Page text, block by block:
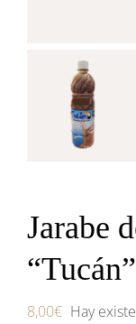
Jarabe
“Tucán”
8,00€ Hay